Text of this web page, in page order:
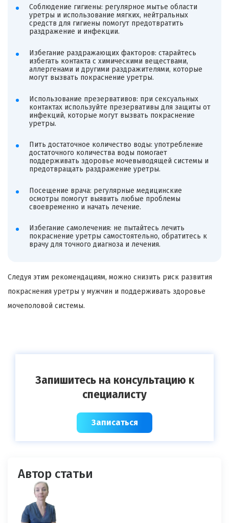
Соблюдение гигиены: регулярное мытье области
уретры и использование мягких, нейтральных
средств для гигиены помогут предотвратить
раздражение и инфекции.
Избегание раздражающих факторов: старайтесь
избегать контакта с химическими веществами,
аллергенами и другими раздражителями, которые
могут вызвать покраснение уретры.
Использование презервативов: при сексуальных
контактах используйте презервативы для защиты от
инфекций, которые могут вызвать покраснение
уретры.
Пить достаточное количество воды: употребление
достаточного количества воды помогает
поддерживать здоровье мочевыводящей системы и
предотвращать раздражение уретры.
Посещение врача: регулярные медицинские
осмотры помогут выявить любые проблемы
своевременно и начать лечение.
Избегание самолечения: не пытайтесь лечить
покраснение уретры самостоятельно, обратитесь к
врачу для точного диагноза и лечения.
Следуя этим рекомендациям, можно снизить риск развития
покраснения уретры у мужчин и поддерживать здоровье
мочеполовой системы.
Запишитесь на консультацию к
специалисту
Записаться
Автор статьи